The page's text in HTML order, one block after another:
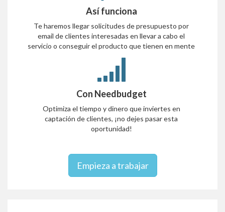
Así funciona
Te haremos llegar solicitudes de presupuesto por
email de clientes interesadas en llevar a cabo el
servicio o conseguir el producto que tienen en mente
Con Needbudget
Optimiza el tiempo y dinero que inviertes en
captación de clientes, ¡no dejes pasar esta
oportunidad!
Empieza a trabajar